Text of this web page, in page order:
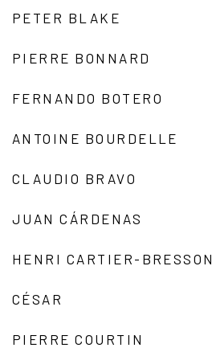
PETER BLAKE
PIERRE BONNARD
FERNANDO BOTERO
ANTOINE BOURDELLE
CLAUDIO BRAVO
JUAN CÁRDENAS
HENRI CARTIER-BRESSON
CÉSAR
PIERRE COURTIN